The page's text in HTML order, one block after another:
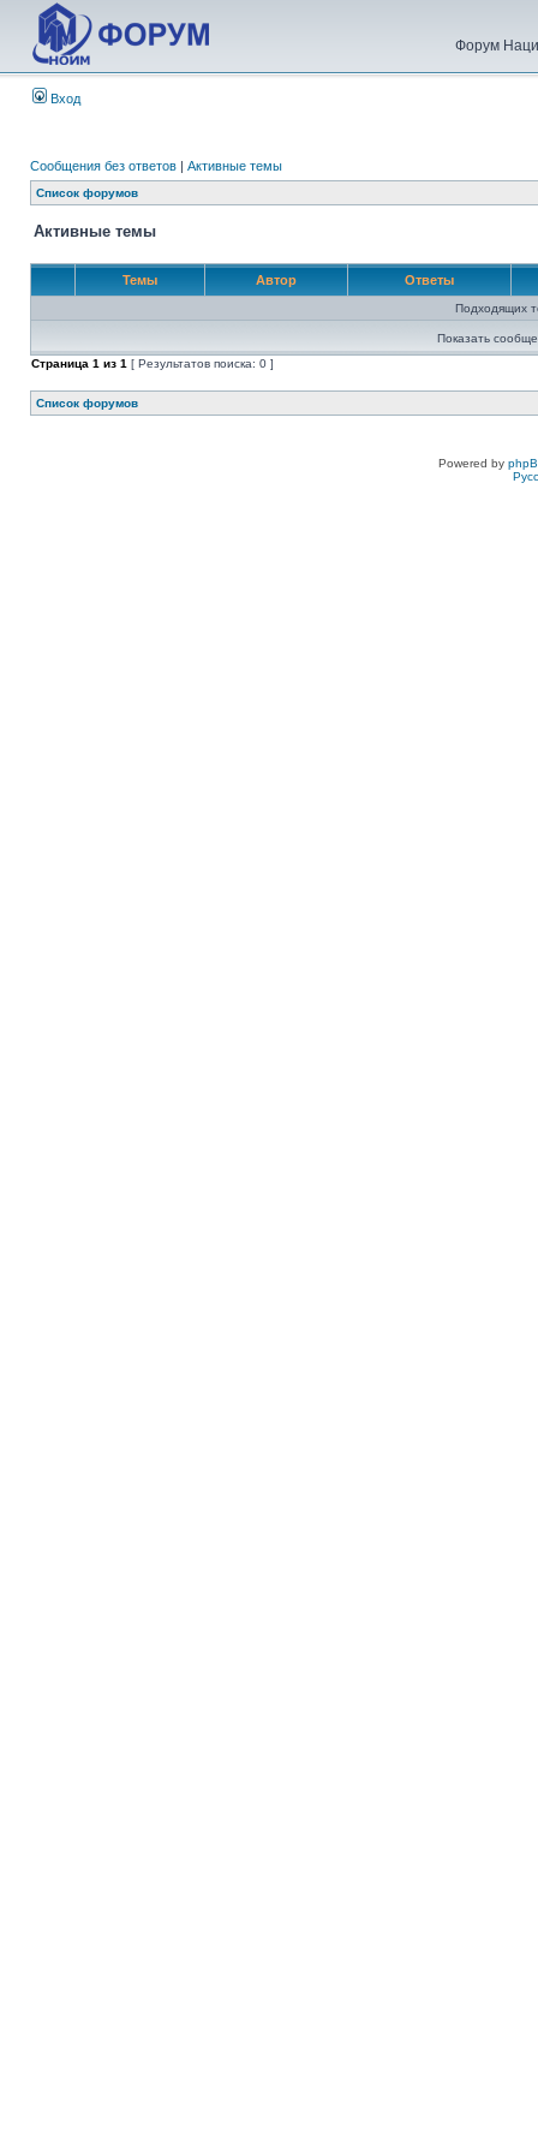
Форум
Вход
Сообщения без ответов | Активные темы
Список форумов
Активные темы
Темы Автор Ответы
Подходящих
Показать
Страница 1 из 1 [ Результатов поиска: 0 ]
Список форумов
Powered by